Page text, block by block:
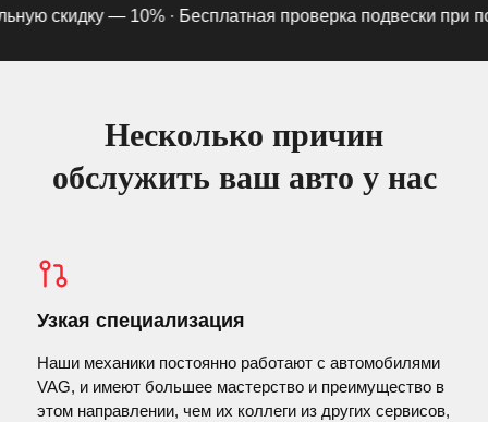
скидку — 10% ·Бесплатная проверка подвески при
Несколько причин
обслужить ваш авто у нас
Узкая специализация
Наши механики постоянно работают с автомобилями
VAG, и имеют большее мастерство и преимущество в
этом направлении, чем их коллеги из других сервисов,